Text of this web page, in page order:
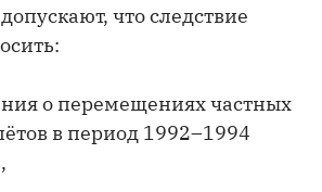
что следствие
о перемещениях частных
в период 1992–1994